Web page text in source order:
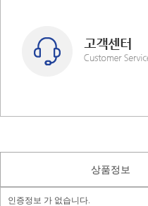
상품정보
인증정보 가 없습니다.